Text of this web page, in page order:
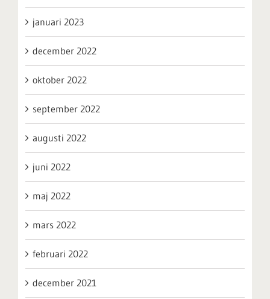
januari 2023
december 2022
oktober 2022
september 2022
augusti 2022
juni 2022
maj 2022
mars 2022
februari 2022
december 2021